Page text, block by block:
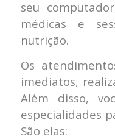
seu
médicas e
nutrição.
Os
imediatos,
Além disso,
especialidades
São elas: